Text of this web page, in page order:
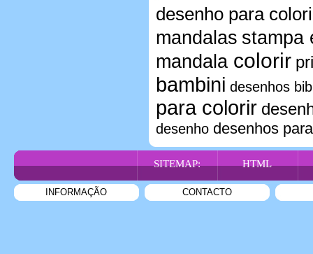
desenho para
mandalas stampa
mandala colorir
bambini desenhos
para colorir
desenho desenhos
SITEMAP: HTML
INFORMAÇÃO CONTACTO